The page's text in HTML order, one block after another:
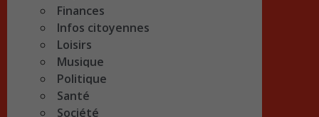
Finances
Infos citoyennes
Loisirs
Musique
Politique
Santé
Société